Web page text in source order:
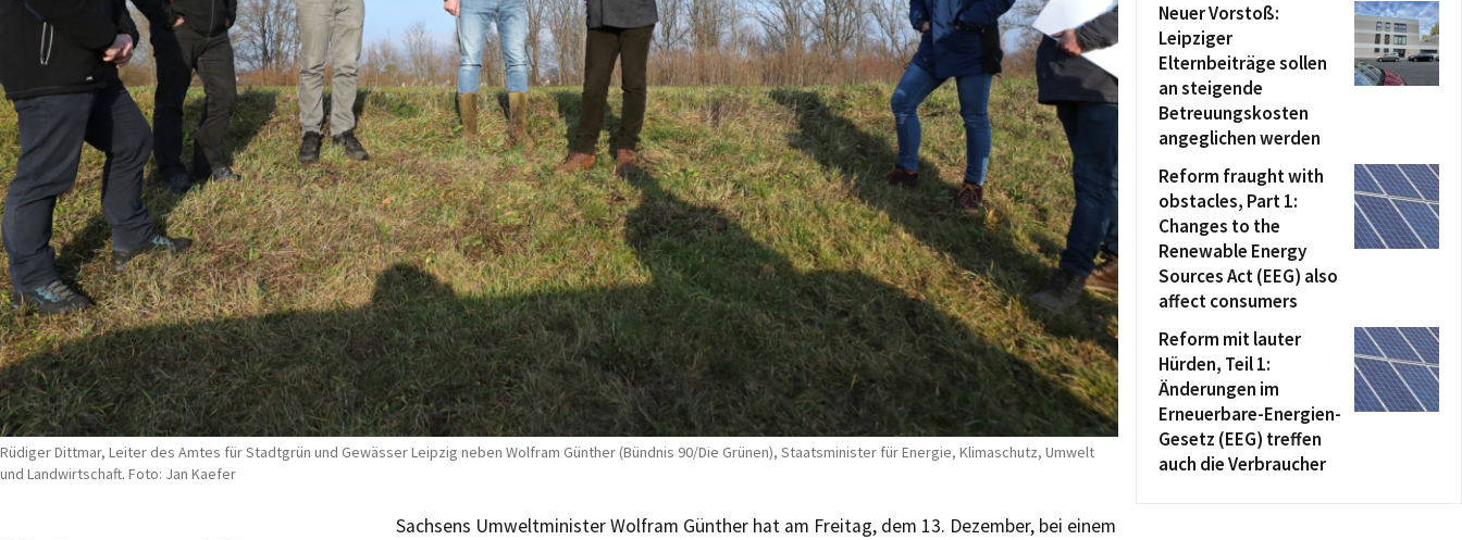
Rüdiger Dittmar, Leiter des Amtes für Stadtgrün und Gewässer Leipzig neben Wolfram Günther (Bündnis 90/Die Grünen), Staatsminister für Energie, Klimaschutz, Umwelt
und Landwirtschaft. Foto: Jan Kaefer
Sachsens Umweltminister Wolfram Günther hat am Freitag, dem 13. Dezember, bei einem
Neuer Vorstoß:
Leipziger
Elternbeiträge sollen
an steigende
Betreuungskosten
angeglichen werden
Reform fraught with
obstacles, Part 1:
Changes to the
Renewable Energy
Sources Act (EEG) also
affect consumers
Reform mit lauter
Hürden, Teil 1:
Änderungen im
Erneuerbare-Energien-
Gesetz (EEG) treffen
auch die Verbraucher